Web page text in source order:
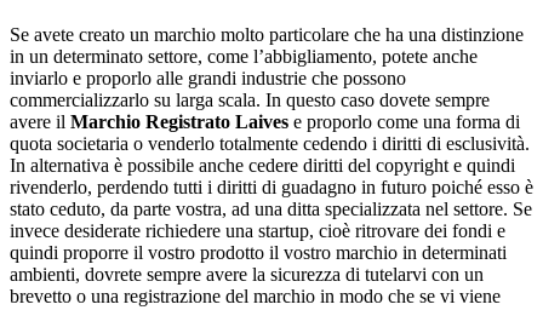
Se avete creato un marchio molto particolare che ha una distinzione
in un determinato settore, come l’abbigliamento, potete anche
inviarlo e proporlo alle grandi industrie che possono
commercializzarlo su larga scala. In questo caso dovete sempre
avere il Marchio Registrato Laives e proporlo come una forma di
quota societaria o venderlo totalmente cedendo i diritti di esclusività.
In alternativa è possibile anche cedere diritti del copyright e quindi
rivenderlo, perdendo tutti i diritti di guadagno in futuro poiché esso è
stato ceduto, da parte vostra, ad una ditta specializzata nel settore. Se
invece desiderate richiedere una startup, cioè ritrovare dei fondi e
quindi proporre il vostro prodotto il vostro marchio in determinati
ambienti, dovrete sempre avere la sicurezza di tutelarvi con un
brevetto o una registrazione del marchio in modo che se vi viene